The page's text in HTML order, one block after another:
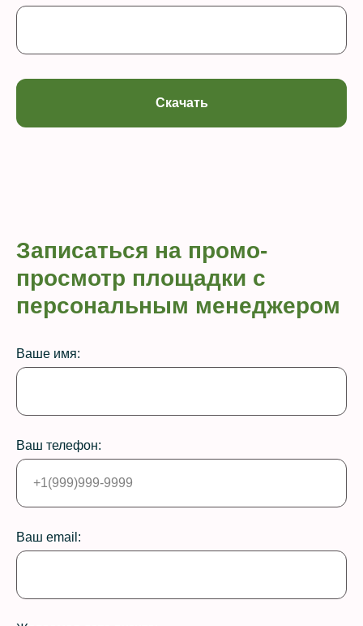
Скачать
Записаться на промо-
просмотр площадки с
персональным менеджером
Ваше имя:
Ваш телефон:
Ваш email: